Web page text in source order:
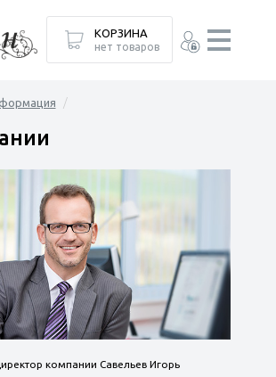
компании Савельев Игорь
КОРЗИНА
нет товаров